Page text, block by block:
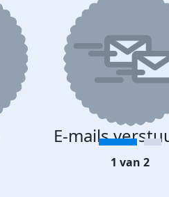
E-mails
1 van 2